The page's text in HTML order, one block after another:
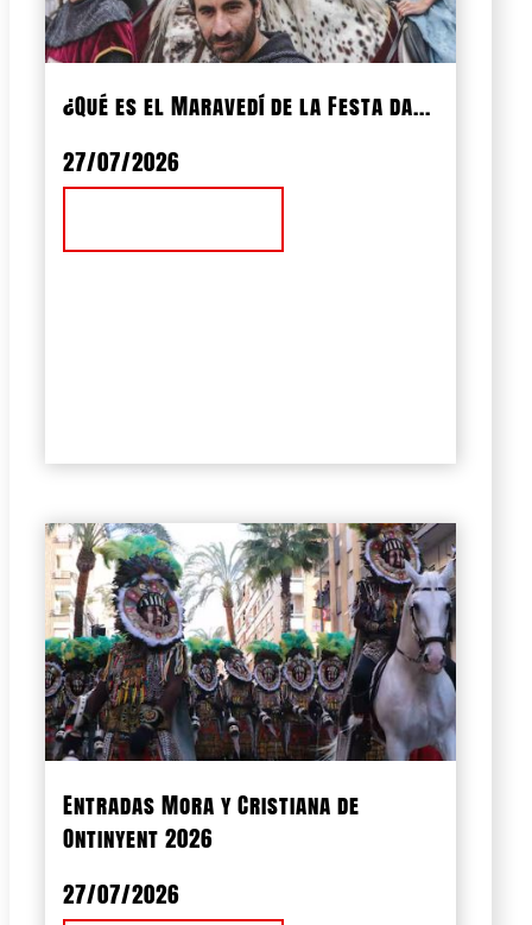
¿Qué es el Maravedí de la Festa da...
27/07/2026
Entradas Mora y Cristiana de
Ontinyent 2026
27/07/2026